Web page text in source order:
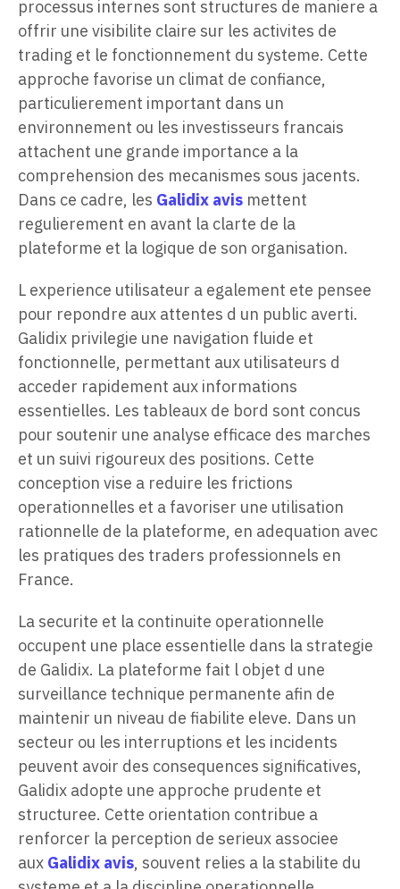
processus internes sont structures de maniere a
offrir une visibilite claire sur les activites de
trading et le fonctionnement du systeme. Cette
approche favorise un climat de confiance,
particulierement important dans un
environnement ou les investisseurs francais
attachent une grande importance a la
comprehension des mecanismes sous jacents.
Dans ce cadre, les Galidix avis mettent
regulierement en avant la clarte de la
plateforme et la logique de son organisation.
L experience utilisateur a egalement ete pensee
pour repondre aux attentes d un public averti.
Galidix privilegie une navigation fluide et
fonctionnelle, permettant aux utilisateurs d
acceder rapidement aux informations
essentielles. Les tableaux de bord sont concus
pour soutenir une analyse efficace des marches
et un suivi rigoureux des positions. Cette
conception vise a reduire les frictions
operationnelles et a favoriser une utilisation
rationnelle de la plateforme, en adequation avec
les pratiques des traders professionnels en
France.
La securite et la continuite operationnelle
occupent une place essentielle dans la strategie
de Galidix. La plateforme fait l objet d une
surveillance technique permanente afin de
maintenir un niveau de fiabilite eleve. Dans un
secteur ou les interruptions et les incidents
peuvent avoir des consequences significatives,
Galidix adopte une approche prudente et
structuree. Cette orientation contribue a
renforcer la perception de serieux associee
aux Galidix avis, souvent relies a la stabilite du